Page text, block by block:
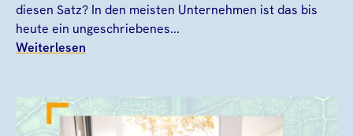
diesen Satz? In den meisten Unternehmen ist das bis
heute ein ungeschriebenes...
Weiterlesen